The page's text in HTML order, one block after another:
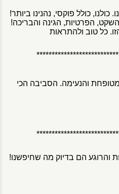
כולל פוקסי, נהנינו ביותר!
הפרטיות, הגינה והבריכה!
כל טוב ולהתראות
והנעימה. הסביבה הכי
והרוגע הם בדיוק מה שחיפשנו!